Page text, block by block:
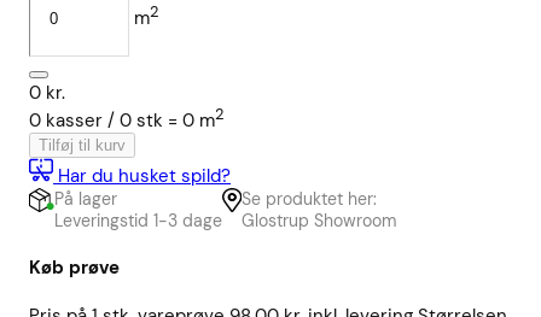
m2
0 kr.
0 kasser / 0 stk = 0 m2
Tilføj til kurv
Har du husket spild?
På lager
Leveringstid 1-3 dage
Se produktet her:
Glostrup Showroom
Køb prøve